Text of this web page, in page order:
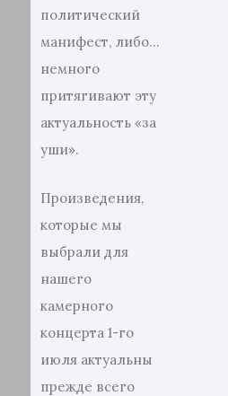
политический
манифест, либо…
немного
притягивают эту
актуальность «за
уши».
Произведения,
которые мы
выбрали для
нашего
камерного
концерта 1-го
июля актуальны
прежде всего